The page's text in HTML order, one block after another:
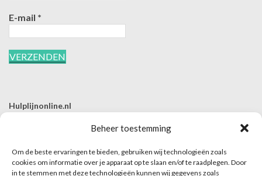
Beheer toestemming
Om de beste ervaringen te bieden, gebruiken wij technologieën zoals
cookies om informatie over je apparaat op te slaan en/of te raadplegen. Door
in te stemmen met deze technologieën kunnen wij gegevens zoals
E-mail *
Hulplijnonline.nl
E | info@hulplijnonline.nl
Contactformulier
Over Hulplijnonline.nl